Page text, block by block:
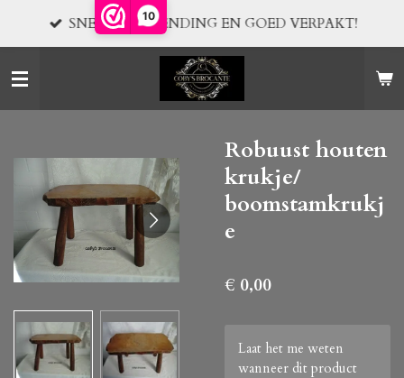
10
de
SNELLE VERZENDING EN GOED VERPAKT!
Robuust houten
krukje/
boomstamkrukj
e
€ 0,00
Laat het me weten
wanneer dit product